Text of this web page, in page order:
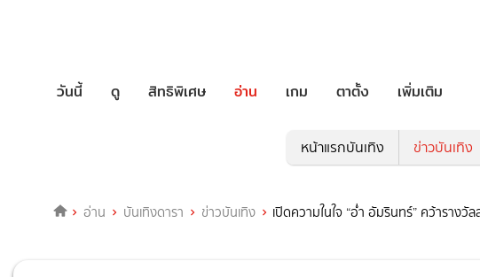
วันนี้ ดู สิทธิพิเศษ อ่าน เกม ตาตั้ง เพิ่มเติม
หน้าแรกบันเทิง ข่าวบันเทิง
อ่าน บันเทิงดารา ข่าวบันเทิง เปิดความในใจ “อ่ำ อัมรินทร์” คว้าราง